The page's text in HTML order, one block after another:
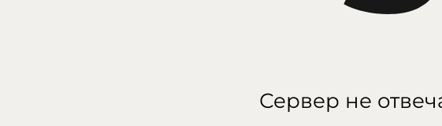
Сервер не